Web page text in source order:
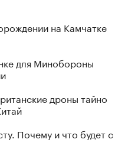
на Камчатке
для Минобороны
дроны тайно
Почему и что будет с